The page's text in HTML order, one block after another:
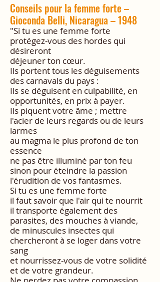
Conseils pour la femme forte –
Gioconda Belli, Nicaragua – 1948
"Si tu es une femme forte
protégez-vous des hordes qui
désireront
déjeuner ton cœur.
Ils portent tous les déguisements
des carnavals du pays :
Ils se déguisent en culpabilité, en
opportunités, en prix à payer.
Ils piquent votre âme ; mettre
l'acier de leurs regards ou de leurs
larmes
au magma le plus profond de ton
essence
ne pas être illuminé par ton feu
sinon pour éteindre la passion
l'érudition de vos fantasmes.
Si tu es une femme forte
il faut savoir que l'air qui te nourrit
il transporte également des
parasites, des mouches à viande,
de minuscules insectes qui
chercheront à se loger dans votre
sang
et nourrissez-vous de votre solidité
et de votre grandeur.